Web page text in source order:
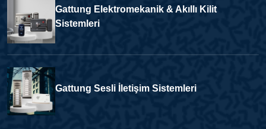
Gattung Elektromekanik & Akıllı Kilit
Sistemleri
Gattung Sesli İletişim Sistemleri